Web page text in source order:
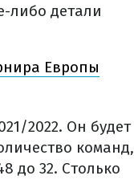
либо детали
Европы
2022. Он будет
команд,
до 32. Столько